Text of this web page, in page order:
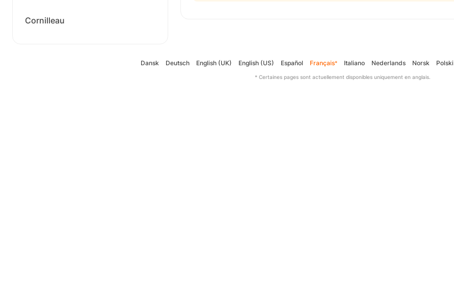
Cornilleau
Dansk Deutsch English (UK) English (US) Español Français* Italiano Nederlands Norsk Polski
* Certaines pages sont actuellement disponibles uniquement en anglais.